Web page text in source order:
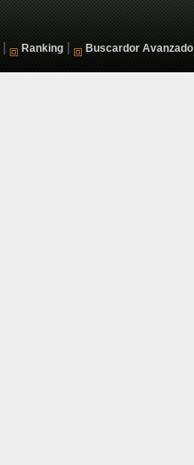
Ranking Buscardor Avanzado